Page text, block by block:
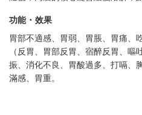
功能 ･ 效果
胃部不適感、胃弱、胃脹、胃痛、
（反胃、胃部反胃、宿醉反胃、
振、消化不良、胃酸過多、打嗝、
滿感、胃重。